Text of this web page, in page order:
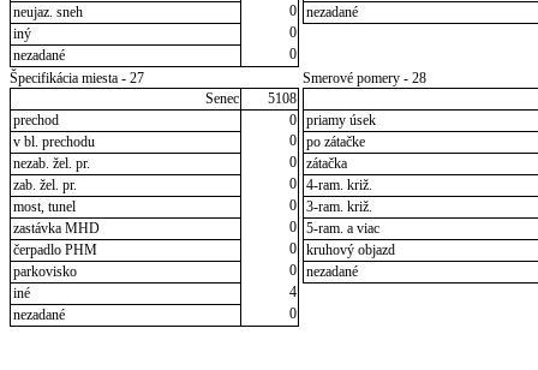
neujaz. sneh
0
iný
0
nezadané
0
nezadané
Špecifikácia miesta - 27
Senec
5108
prechod
0
v bl. prechodu
0
nezab. žel. pr.
0
zab. žel. pr.
0
most, tunel
0
zastávka MHD
0
čerpadlo PHM
0
parkovisko
0
iné
4
nezadané
0
Smerové pomery - 28
priamy úsek
po zátačke
zátačka
4-ram. križ.
3-ram. križ.
5-ram. a viac
kruhový objazd
nezadané